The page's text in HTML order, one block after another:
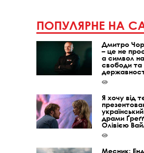
ПОПУЛЯРНЕ НА
Дмитро
– це не
а символ
свободи та
Я хочу від
драми
Олівією
Месник: